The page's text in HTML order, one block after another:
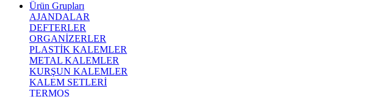
Ürün Grupları
AJANDALAR
DEFTERLER
ORGANİZERLER
PLASTİK KALEMLER
METAL KALEMLER
KURŞUN KALEMLER
KALEM SETLERİ
TERMOS